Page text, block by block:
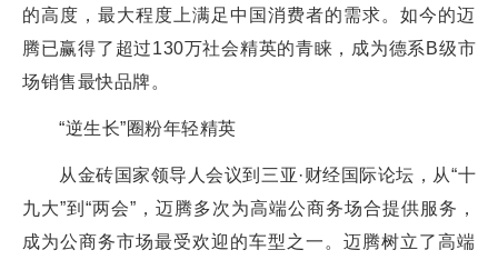
的高度，最大程度上满足中国消费者的需求。如今的迈
腾已赢得了超过130万社会精英的青睐，成为德系B级市
场销售最快品牌。
“逆生长”圈粉年轻精英
从金砖国家领导人会议到三亚·财经国际论坛，从“十
九大”到“两会”，迈腾多次为高端公商务场合提供服务，
成为公商务市场最受欢迎的车型之一。迈腾树立了高端